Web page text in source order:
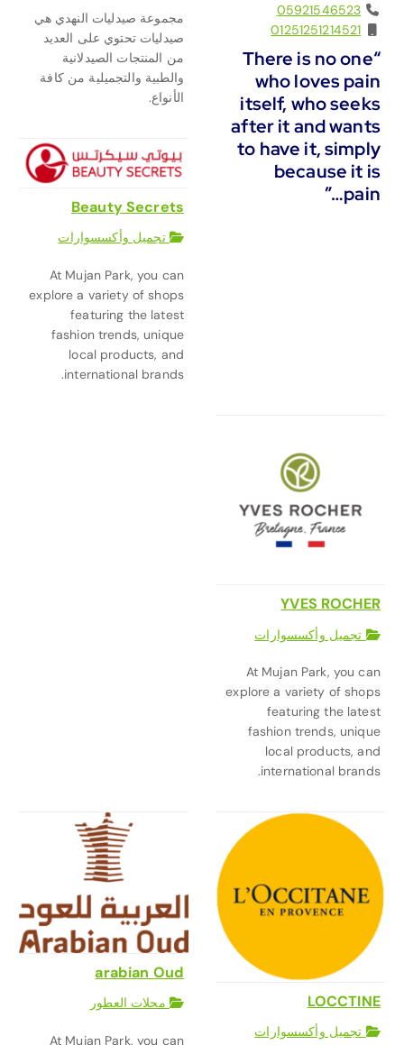
05921546523
01251251214521
“There is no one
who loves pain
itself, who seeks
after it and wants
to have it, simply
because it is
pain…”
مجموعة صيدليات النهدي هي
صيدليات تحتوي على العديد
من المنتجات الصيدلانية
والطبية والتجميلية من كافة
الأنواع.
Beauty Secrets
تجميل وأكسسوارات
At Mujan Park, you can
explore a variety of shops
featuring the latest
fashion trends, unique
local products, and
international brands.
YVES ROCHER
تجميل وأكسسوارات
At Mujan Park, you can
explore a variety of shops
featuring the latest
fashion trends, unique
local products, and
international brands.
LOCCTINE
تجميل وأكسسوارات
arabian Oud
محلات العطور
At Mujan Park, you can